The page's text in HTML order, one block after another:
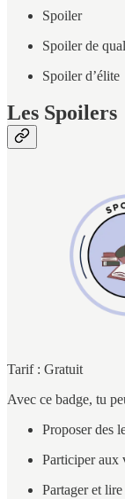
Spoiler
Spoiler de
Spoiler d’élite
Les Spoilers
Tarif : Gratuit
Avec ce badge, tu
Proposer des
Participer aux
Partager et